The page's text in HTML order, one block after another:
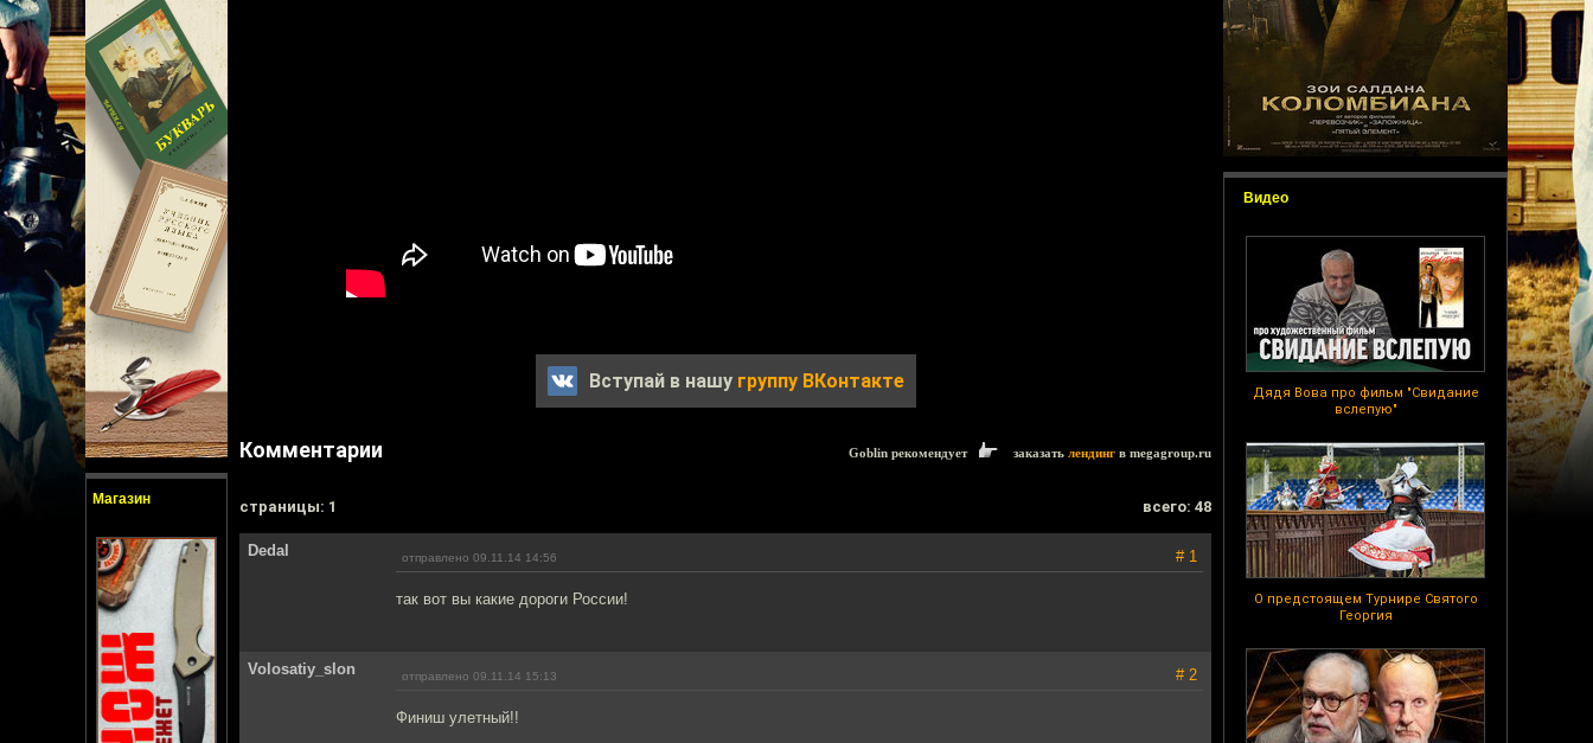
Магазин
Видео
Дядя Вова про фильм "Свидание
вслепую"
О предстоящем Турнире Святого
Георгия
Вступай в нашу группу ВКонтакте
Комментарии Goblin рекомендует заказать лендинг в megagroup.ru
cтраницы: 1 всего: 48
Dedal отправлено 09.11.14 14:56 # 1
так вот вы какие дороги России!
Volosatiy_slon отправлено 09.11.14 15:13 # 2
Финиш улетный!!